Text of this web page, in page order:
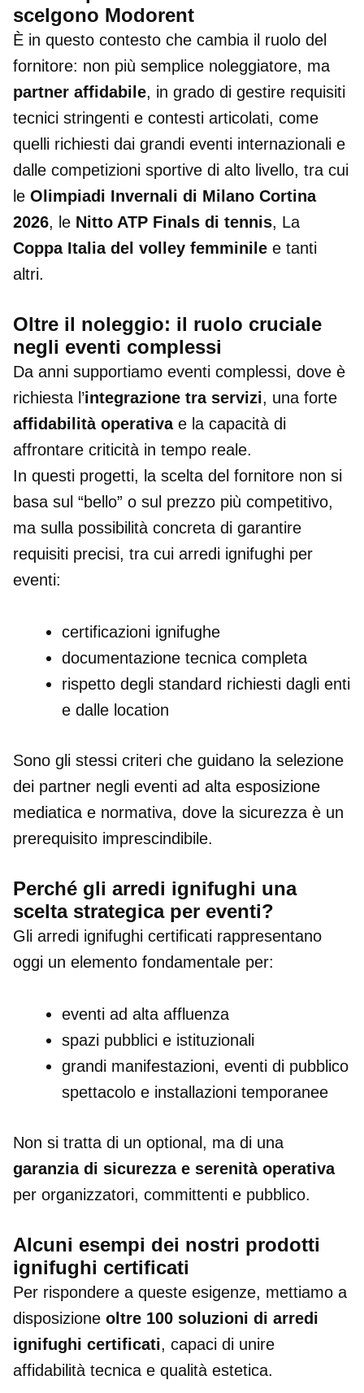
scelgono Modorent
È in questo contesto che cambia il ruolo del
fornitore: non più semplice noleggiatore, ma
partner affidabile, in grado di gestire requisiti
tecnici stringenti e contesti articolati, come
quelli richiesti dai grandi eventi internazionali e
dalle competizioni sportive di alto livello, tra cui
le Olimpiadi Invernali di Milano Cortina
2026, le Nitto ATP Finals di tennis, La
Coppa Italia del volley femminile e tanti
altri.
Oltre il noleggio: il ruolo cruciale
negli eventi complessi
Da anni supportiamo eventi complessi, dove è
richiesta l’integrazione tra servizi, una forte
affidabilità operativae la capacità di
affrontare criticità in tempo reale.
In questi progetti, la scelta del fornitore non si
basa sul “bello” o sul prezzo più competitivo,
ma sulla possibilità concreta di garantire
requisiti precisi, tra cui arredi ignifughi per
eventi:
certificazioni ignifughe
documentazione tecnica completa
rispetto degli standard richiesti dagli enti
e dalle location
Sono gli stessi criteri che guidano la selezione
dei partner negli eventi ad alta esposizione
mediatica e normativa, dove la sicurezza è un
prerequisito imprescindibile.
Perché gli arredi ignifughi una
scelta strategica per eventi?
Gli arredi ignifughi certificati rappresentano
oggi un elemento fondamentale per:
eventi ad alta affluenza
spazi pubblici e istituzionali
grandi manifestazioni, eventi di pubblico
spettacolo e installazioni temporanee
Non si tratta di un optional, ma di una
garanzia di sicurezza e serenità operativa
per organizzatori, committenti e pubblico.
Alcuni esempi dei nostri prodotti
ignifughi certificati
Per rispondere a queste esigenze, mettiamo a
disposizione oltre 100 soluzioni di arredi
ignifughi certificati, capaci di unire
affidabilità tecnica e qualità estetica.